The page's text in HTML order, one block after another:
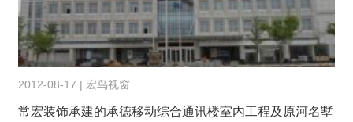
2012-08-17 | 宏鸟视窗
常宏装饰承建的承德移动综合通讯楼室内工程及原河名墅